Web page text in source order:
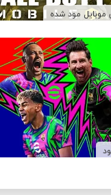
موبایل مود شده